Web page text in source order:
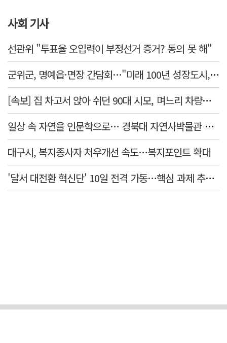
사회 기사
선관위 "투표율 오입력이 부정선거 증거? 동의 못 해"
군위군, 명예읍·면장 간담회…"미래 100년 성장도시, 품격있는 행복도시" 교감
[속보] 집 차고서 앉아 쉬던 90대 시모, 며느리 차량에 치여 사망
일상 속 자연을 인문학으로… 경북대 자연사박물관 특강 개최
대구시, 복지종사자 처우개선 속도…복지포인트 확대
'달서 대전환 혁신단' 10일 전격 가동…핵심 과제 추진 컨트롤타워 역할